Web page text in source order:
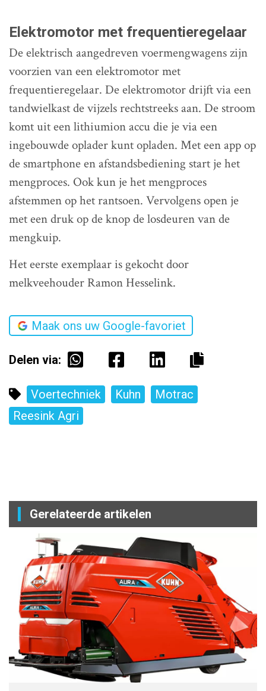
Elektromotor met frequentieregelaar
De elektrisch aangedreven voermengwagens zijn
voorzien van een elektromotor met
frequentieregelaar. De elektromotor drijft via een
tandwielkast de vijzels rechtstreeks aan. De stroom
komt uit een lithiumion accu die je via een
ingebouwde oplader kunt opladen. Met een app op
de smartphone en afstandsbediening start je het
mengproces. Ook kun je het mengproces
afstemmen op het rantsoen. Vervolgens open je
met een druk op de knop de losdeuren van de
mengkuip.
Het eerste exemplaar is gekocht door
melkveehouder Ramon Hesselink.
Maak ons uw Google-favoriet
Delen via:
Voertechniek Kuhn
Motrac
Reesink Agri
Gerelateerde artikelen